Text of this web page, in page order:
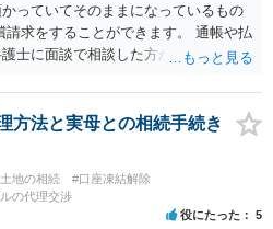
っていてそのままになっているもの
求をすることができます。 通帳や払
士に面談で相談した方がよいと思い
方法と実母との相続手続き
地の相続
#口座凍結解除
の代理交渉
役にたった 5